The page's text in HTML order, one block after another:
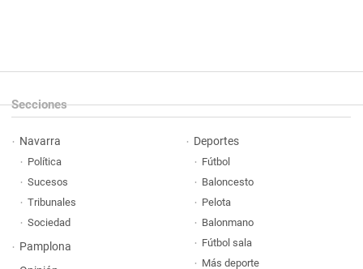
Secciones
Navarra
Política
Sucesos
Tribunales
Sociedad
Pamplona
Deportes
Fútbol
Baloncesto
Pelota
Balonmano
Fútbol sala
Más deporte